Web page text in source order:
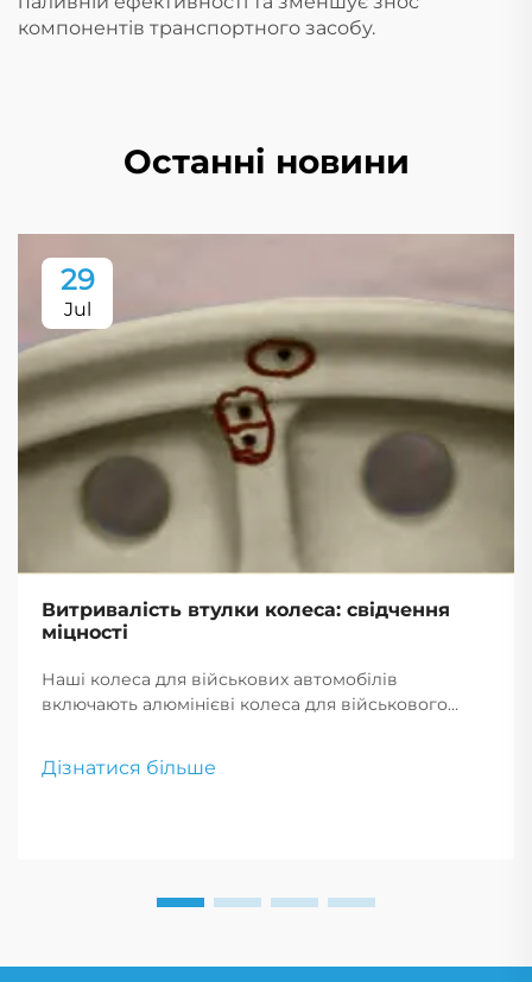
компонентів транспортного засобу.
Останні новини
29
Jul
Витривалість втулки колеса: свідчення
міцності
Наші колеса для військових автомобілів
включають алюмінієві колеса для військового
та продуктивності, ці колеса ідеально підходять
Дізнатися більше